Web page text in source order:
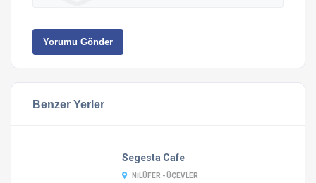
Yorumu Gönder
Benzer Yerler
Segesta Cafe
NILÜFER - ÜÇEVLER